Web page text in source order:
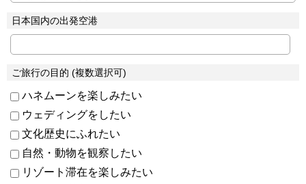
日本国内の出発空港
ご旅行の目的 (複数選択可)
ハネムーンを楽しみたい
ウェディングをしたい
文化歴史にふれたい
自然・動物を観察したい
リゾート滞在を楽しみたい